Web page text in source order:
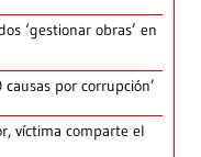
‘gestionar obras’ en
por corrupción’
víctima comparte el